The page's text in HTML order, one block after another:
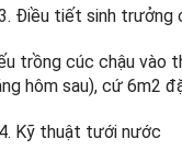
Điều tiết sinh trưởng
trồng cúc chậu vào
hôm sau), cứ 6m2
Kỹ thuật tưới nước